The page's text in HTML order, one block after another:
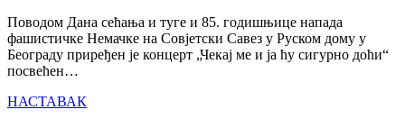
Поводом Дана сећања и туге и 85. годишњице напада
фашистичке Немачке на Совјетски Савез у Руском дому у
Београду приређен је концерт „Чекај ме и ја ћу сигурно доћи“
посвећен…
НАСТАВАК